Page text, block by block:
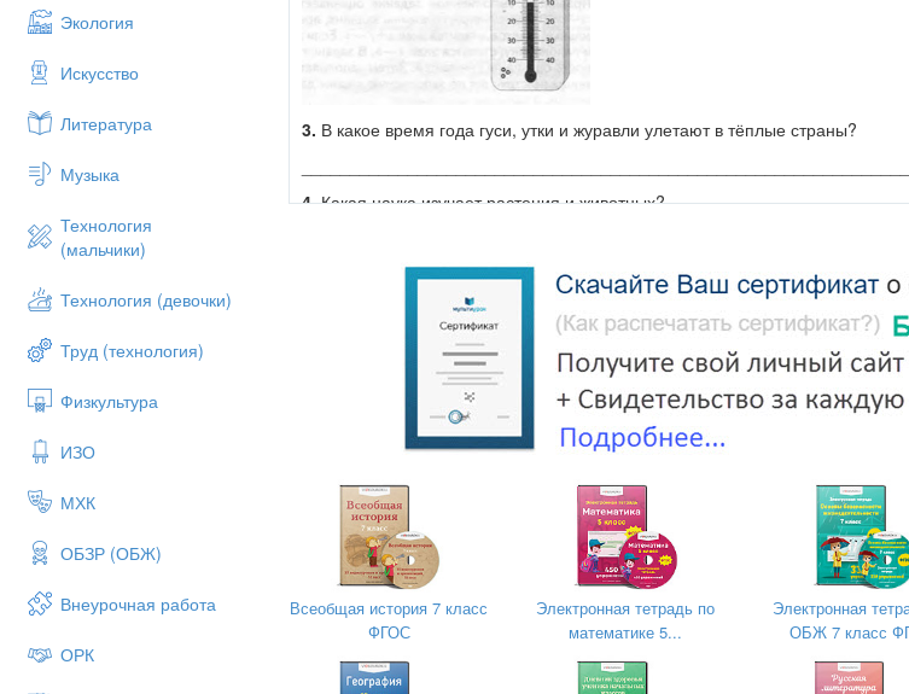
Экология
Искусство
Литература
Музыка
Технология
(мальчики)
Технология (девочки)
Труд (технология)
Физкультура
ИЗО
МХК
ОБЗР (ОБЖ)
Внеурочная работа
ОРК
3. В какое время года гуси, утки и журавли улетают в тёплые страны?
4.Какая наука изучает растения и животных?
Дополни предложение:Если комнатное растение долгое время
________________________________ .
. В какой книге ты сможешь узнать, умеют ли летать пингвины?
) в словаре иностранных слов в ) в энциклопедии о животных
) в медицинском справочнике г) в математической энциклопедии
Приборы отметь буквой П, а инструменты отметь буквой – И.
Всеобщая история 7 класс
ФГОС
Электронная тетрадь по
математике 5...
Электронная
ОБЖ 7 класс